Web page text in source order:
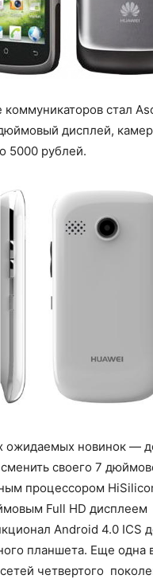
стал
дисплей,
5000 рублей.
ожидаемых новинок —
своего 7
процессором
Full HD дисплеем
Android 4.0 ICS
планшета. Еще одна
четвертого